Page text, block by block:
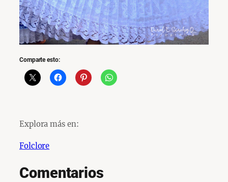
Comparte esto:
Explora más en:
Folclore
Comentarios